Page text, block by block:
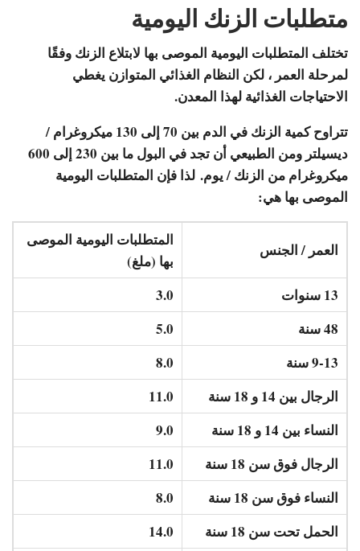
متطلبات الزنك اليومية
تختلف المتطلبات اليومية الموصى بها لابتلاع الزنك وفقًا
لمرحلة العمر ، لكن النظام الغذائي المتوازن يغطي
الاحتياجات الغذائية لهذا المعدن.
تتراوح كمية الزنك في الدم بين 70 إلى 130 ميكروغرام /
ديسيلتر ومن الطبيعي أن تجد في البول ما بين 230 إلى 600
ميكروغرام من الزنك / يوم. لذا فإن المتطلبات اليومية
الموصى بها هي:
العمر / الجنس
المتطلبات اليومية الموصى
بها (ملغ)
13 سنوات
3.0
48 سنة
5.0
9-13 سنة
8.0
الرجال بين 14 و 18 سنة
11.0
النساء بين 14 و 18 سنة
9.0
الرجال فوق سن 18 سنة
11.0
النساء فوق سن 18 سنة
8.0
الحمل تحت سن 18 سنة
14.0